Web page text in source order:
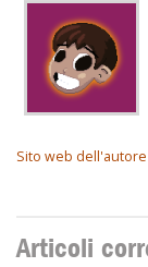
Sito web dell'autore
Articoli